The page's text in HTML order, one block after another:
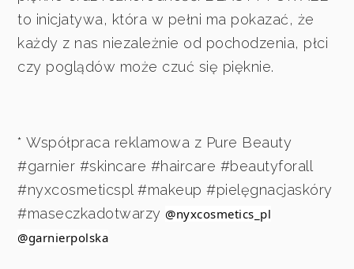
to inicjatywa, która w pełni ma pokazać, że
każdy z nas niezależnie od pochodzenia, płci
czy poglądów może czuć się pięknie.
* Współpraca reklamowa z Pure Beauty
#garnier #skincare #haircare #beautyforall
#nyxcosmeticspl #makeup #pielęgnacjaskóry
#maseczkadotwarzy @nyxcosmetics_pl
@garnierpolska